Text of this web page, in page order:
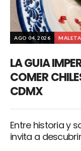
AGO 04, 2026
LA GUIA
COMER
CDMX
Entre historia y
invita a